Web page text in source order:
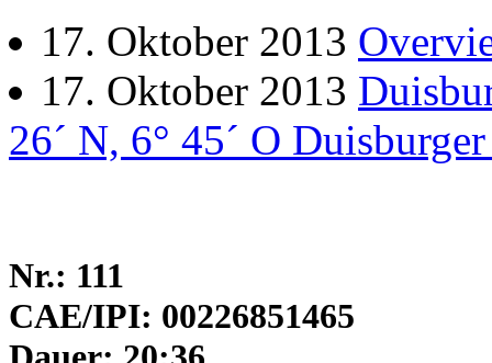
17. Oktober 2013
17. Oktober 2013
26´ N, 6° 45´ O
Nr.: 111
CAE/IPI: 00226851465